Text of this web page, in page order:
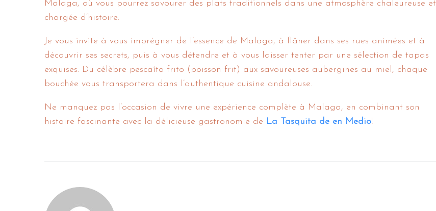
Malaga, où vous pourrez savourer des plats traditionnels dans une atmosphère chaleureuse et
chargée d’histoire.
Je vous invite à vous imprégner de l’essence de Malaga, à flâner dans ses rues animées et à
découvrir ses secrets, puis à vous détendre et à vous laisser tenter par une sélection de tapas
exquises. Du célèbre pescaíto frito (poisson frit) aux savoureuses aubergines au miel, chaque
bouchée vous transportera dans l’authentique cuisine andalouse.
Ne manquez pas l’occasion de vivre une expérience complète à Malaga, en combinant son
histoire fascinante avec la délicieuse gastronomie de La Tasquita de en Medio!